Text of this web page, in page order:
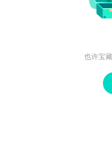
也许宝